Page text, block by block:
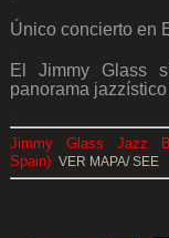
Único concierto en
El Jimmy Glass
panorama
Jimmy Glass Jazz
Spain) VER MAPA/ SEE